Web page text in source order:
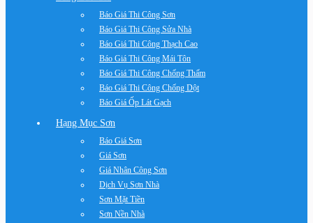
Báo Giá Thi Công Sơn
Báo Giá Thi Công Sửa Nhà
Báo Giá Thi Công Thạch Cao
Báo Giá Thi Công Mái Tôn
Báo Giá Thi Công Chống Thấm
Báo Giá Thi Công Chống Dột
Báo Giá Ốp Lát Gạch
Hạng Mục Sơn
Báo Giá Sơn
Giá Sơn
Giá Nhân Công Sơn
Dịch Vụ Sơn Nhà
Sơn Mặt Tiền
Sơn Nền Nhà